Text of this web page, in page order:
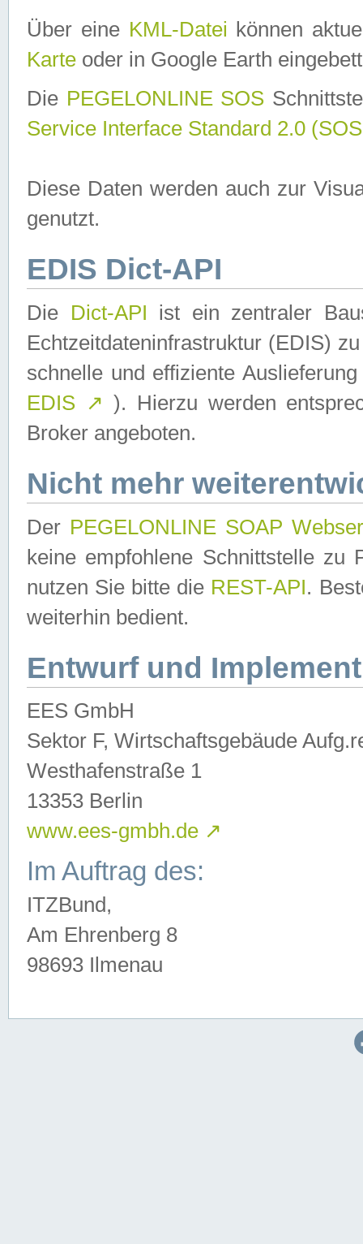
Über eine KML-Datei können
Karte oder in Google Earth
Die PEGELONLINE SOS
Service Interface Standard 2.0
Diese Daten werden auch zur
genutzt.
EDIS Dict-API
Die Dict-API ist ein zentraler
Echtzeitdateninfrastruktur (EDIS)
schnelle und effiziente
EDIS ↗ ). Hierzu werden
Broker angeboten.
Nicht mehr
Der PEGELONLINE SOAP
keine empfohlene Schnittstelle zu
nutzen Sie bitte die REST-API.
weiterhin bedient.
Entwurf und
EES GmbH
Sektor F, Wirtschaftsgebäude
Westhafenstraße 1
13353 Berlin
www.ees-gmbh.de ↗
Im Auftrag des:
ITZBund,
Am Ehrenberg 8
98693 Ilmenau